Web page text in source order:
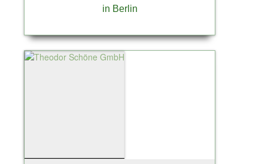
in Berlin